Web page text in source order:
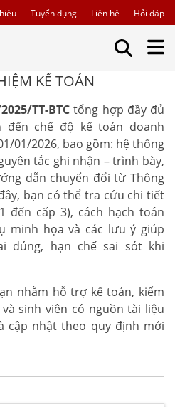
Tuyển dụng Liên hệ Hỏi đáp
KẾ TOÁN
TT-BTC tổng hợp đầy đủ
đến chế độ kế toán doanh
01/2026, bao gồm: hệ thống
tắc ghi nhận – trình bày,
dẫn chuyển đổi từ Thông
bạn có thể tra cứu chi tiết
đến cấp 3), cách hạch toán
minh họa và các lưu ý giúp
đúng, hạn chế sai sót khi
nhằm hỗ trợ kế toán, kiểm
sinh viên có nguồn tài liệu
cập nhật theo quy định mới